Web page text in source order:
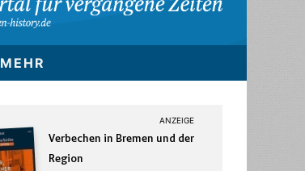
MEHR
Verbechen in Bremen und der
Region